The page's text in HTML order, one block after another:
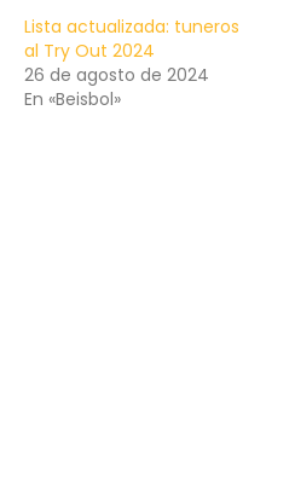
Lista actualizada: tuneros
al Try Out 2024
26 de agosto de 2024
En «Beisbol»